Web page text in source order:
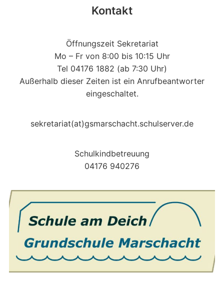
Kontakt
Öffnungszeit Sekretariat
Mo – Fr von 8:00 bis 10:15 Uhr
Tel 04176 1882 (ab 7:30 Uhr)
Außerhalb dieser Zeiten ist ein Anrufbeantworter
eingeschaltet.
sekretariat(at)gsmarschacht.schulserver.de
Schulkindbetreuung
04176 940276